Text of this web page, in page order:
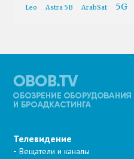
Leo
Astra 5B ArabSat 5G
Телевидение
Вещатели и каналы